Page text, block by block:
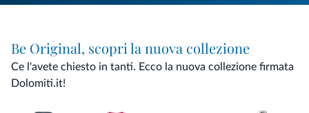
Be Original, scopri la nuova collezione
Ce l'avete chiesto in tanti. Ecco la nuova collezione firmata
Dolomiti.it!